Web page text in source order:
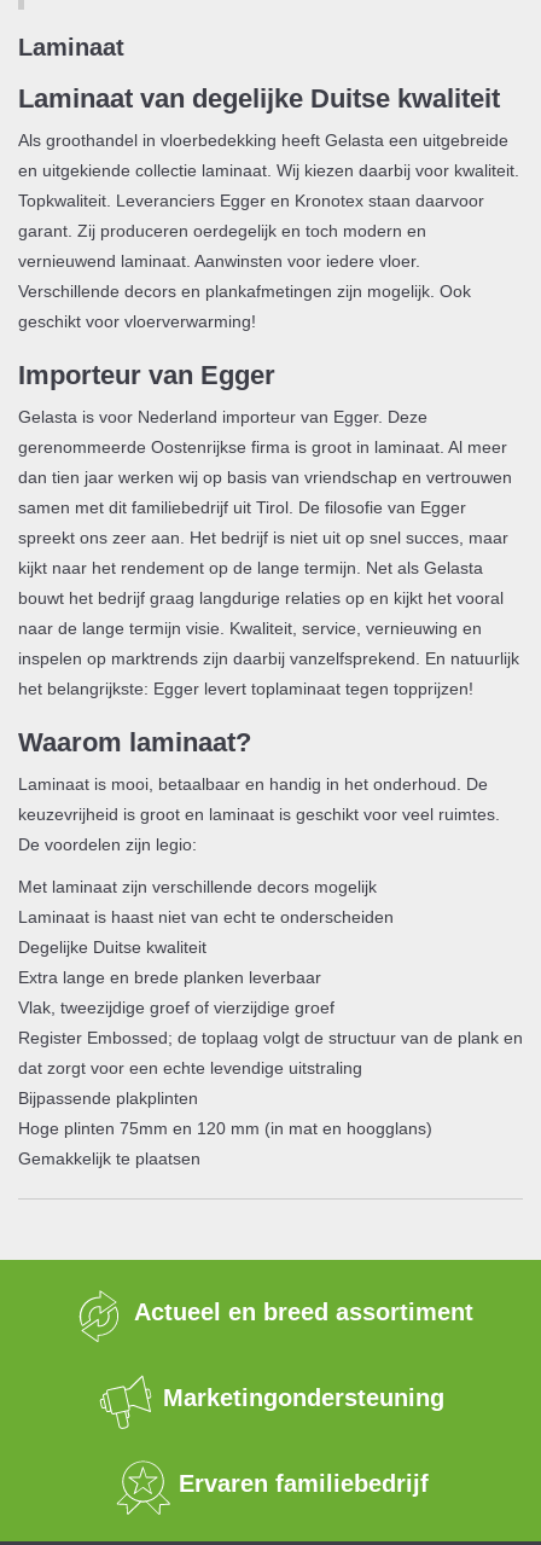
Laminaat
Laminaat van degelijke Duitse kwaliteit
Als groothandel in vloerbedekking heeft Gelasta een uitgebreide
en uitgekiende collectie laminaat. Wij kiezen daarbij voor kwaliteit.
Topkwaliteit. Leveranciers Egger en Kronotex staan daarvoor
garant. Zij produceren oerdegelijk en toch modern en
vernieuwend laminaat. Aanwinsten voor iedere vloer.
Verschillende decors en plankafmetingen zijn mogelijk. Ook
geschikt voor vloerverwarming!
Importeur van Egger
Gelasta is voor Nederland importeur van Egger. Deze
gerenommeerde Oostenrijkse firma is groot in laminaat. Al meer
dan tien jaar werken wij op basis van vriendschap en vertrouwen
samen met dit familiebedrijf uit Tirol. De filosofie van Egger
spreekt ons zeer aan. Het bedrijf is niet uit op snel succes, maar
kijkt naar het rendement op de lange termijn. Net als Gelasta
bouwt het bedrijf graag langdurige relaties op en kijkt het vooral
naar de lange termijn visie. Kwaliteit, service, vernieuwing en
inspelen op marktrends zijn daarbij vanzelfsprekend. En natuurlijk
het belangrijkste: Egger levert toplaminaat tegen topprijzen!
Waarom laminaat?
Laminaat is mooi, betaalbaar en handig in het onderhoud. De
keuzevrijheid is groot en laminaat is geschikt voor veel ruimtes.
De voordelen zijn legio:
Met laminaat zijn verschillende decors mogelijk
Laminaat is haast niet van echt te onderscheiden
Degelijke Duitse kwaliteit
Extra lange en brede planken leverbaar
Vlak, tweezijdige groef of vierzijdige groef
Register Embossed; de toplaag volgt de structuur van de plank en
dat zorgt voor een echte levendige uitstraling
Bijpassende plakplinten
Hoge plinten 75mm en 120 mm (in mat en hoogglans)
Gemakkelijk te plaatsen
Actueel en breed assortiment
Marketingondersteuning
Ervaren familiebedrijf